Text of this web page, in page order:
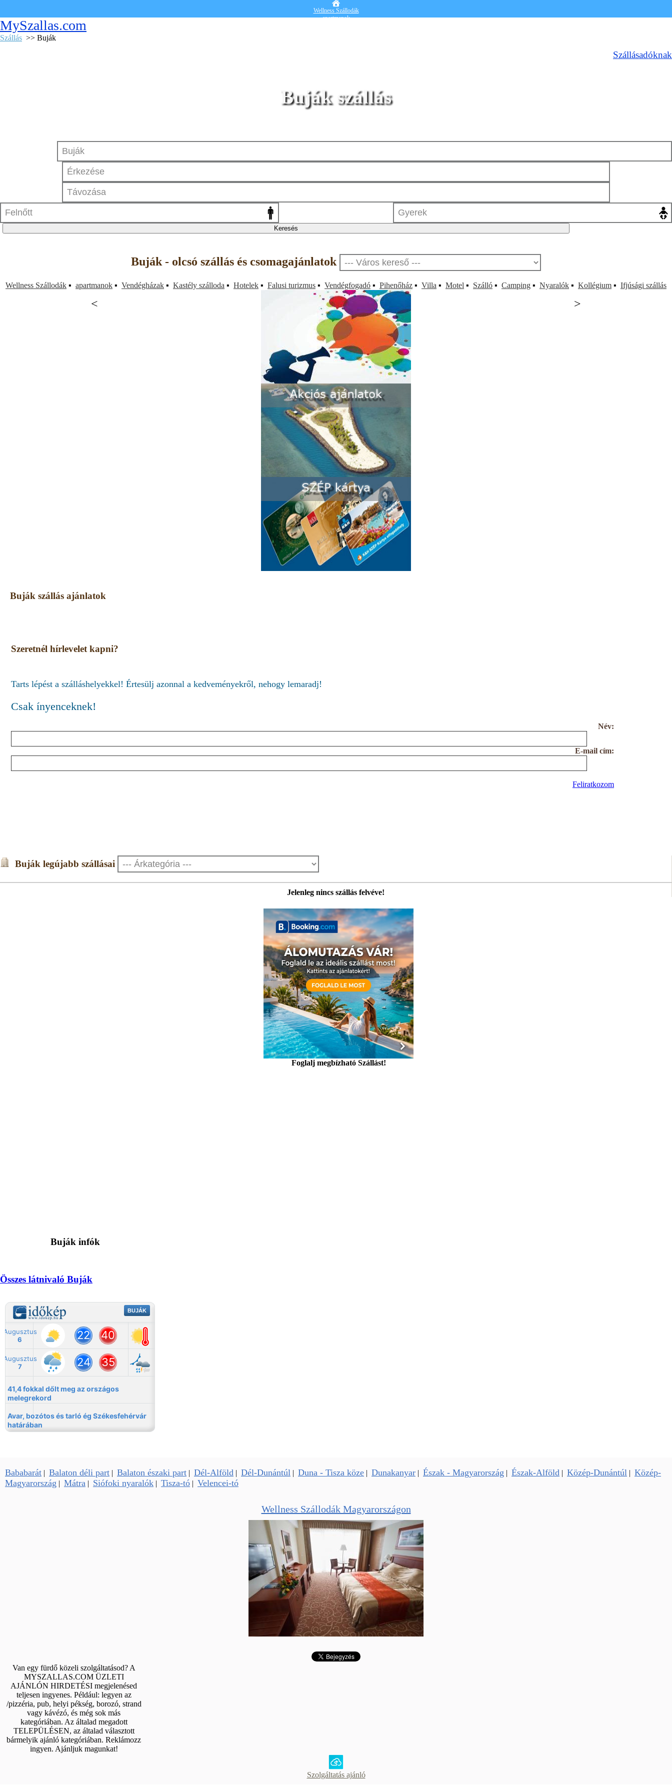
Wellness Szállodák
apartmanok
MySzallas.com
Szállás >> Buják
Szállásadóknak
Buják szállás
< >
Buják - olcsó szállás és csomagajánlatok
Wellness Szállodák ▪ apartmanok ▪ Vendégházak ▪ Kastély szálloda ▪ Hotelek ▪ Falusi turizmus ▪ Vendégfogadó ▪ Pihenőház ▪ Villa ▪ Motel ▪ Szálló ▪ Camping ▪ Nyaralók ▪ Kollégium ▪ Ifjúsági szállás
Buják szállás ajánlatok
Szeretnél hírlevelet kapni?
Tarts lépést a szálláshelyekkel! Értesülj azonnal a kedveményekről, nehogy lemaradj!
Csak ínyenceknek!
Név:
E-mail cím:
Feliratkozom
Buják legújabb szállásai
Jelenleg nincs szállás felvéve!
Foglalj megbízható Szállást!
Buják infók
Összes látnivaló Buják
Bababarát | Balaton déli part | Balaton északi part | Dél-Alföld | Dél-Dunántúl | Duna - Tisza köze | Dunakanyar | Észak - Magyarország | Észak-Alföld | Közép-Dunántúl | Közép-
Magyarország | Mátra | Siófoki nyaralók | Tisza-tó | Velencei-tó
Wellness Szállodák Magyarországon
Van egy fürdő közeli szolgáltatásod? A
MYSZALLAS.COM ÜZLETI
AJÁNLÓN HIRDETÉSI megjelenésed
teljesen ingyenes. Például: legyen az
/pizzéria, pub, helyi pékség, borozó, strand
vagy kávézó, és még sok más
kategóriában. Az általad megadott
TELEPÜLÉSEN, az általad választott
bármelyik ajánló kategóriában. Reklámozz
ingyen. Ajánljuk magunkat!
Szolgáltatás ajánló